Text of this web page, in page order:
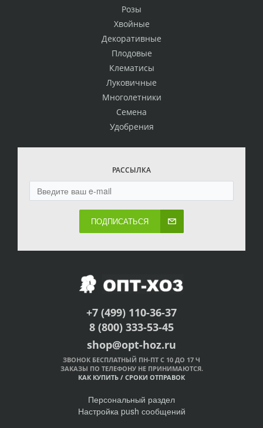
Розы
Хвойные
Декоративные
Плодовые
Клематисы
Луковичные
Многолетники
Семена
Удобрения
РАССЫЛКА
ПОДПИСАТЬСЯ
+7 (499) 110-36-37
8 (800) 333-53-45
shop@opt-hoz.ru
ЗВОНОК БЕСПЛАТНЫЙ ПН-ПТ С 10 ДО 17 Ч
ЗАКАЗЫ ПО ТЕЛЕФОНУ НЕ ПРИНИМАЮТСЯ.
КАК КУПИТЬ / СРОКИ ОТПРАВОК
Персональный раздел
Настройка push сообщений